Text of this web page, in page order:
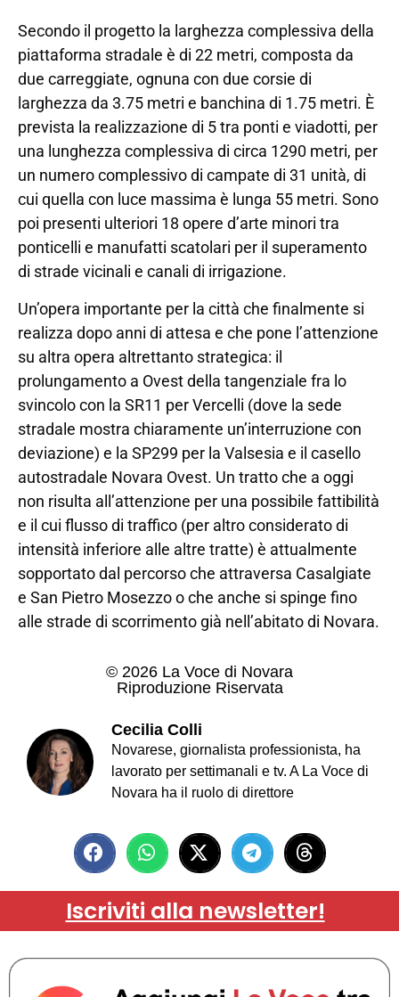
Secondo il progetto la larghezza complessiva della
piattaforma stradale è di 22 metri, composta da
due carreggiate, ognuna con due corsie di
larghezza da 3.75 metri e banchina di 1.75 metri. È
prevista la realizzazione di 5 tra ponti e viadotti, per
una lunghezza complessiva di circa 1290 metri, per
un numero complessivo di campate di 31 unità, di
cui quella con luce massima è lunga 55 metri. Sono
poi presenti ulteriori 18 opere d’arte minori tra
ponticelli e manufatti scatolari per il superamento
di strade vicinali e canali di irrigazione.
Un’opera importante per la città che finalmente si
realizza dopo anni di attesa e che pone l’attenzione
su altra opera altrettanto strategica: il
prolungamento a Ovest della tangenziale fra lo
svincolo con la SR11 per Vercelli (dove la sede
stradale mostra chiaramente un’interruzione con
deviazione) e la SP299 per la Valsesia e il casello
autostradale Novara Ovest. Un tratto che a oggi
non risulta all’attenzione per una possibile fattibilità
e il cui flusso di traffico (per altro considerato di
intensità inferiore alle altre tratte) è attualmente
sopportato dal percorso che attraversa Casalgiate
e San Pietro Mosezzo o che anche si spinge fino
alle strade di scorrimento già nell’abitato di Novara.
© 2026 La Voce di Novara
Riproduzione Riservata
Cecilia Colli
Novarese, giornalista professionista, ha
lavorato per settimanali e tv. A La Voce di
Novara ha il ruolo di direttore
Iscriviti alla newsletter!